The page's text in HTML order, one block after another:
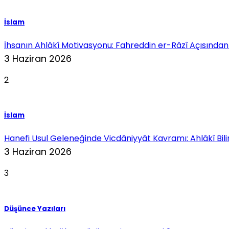
İslam
İhsanın Ahlâkî Motivasyonu: Fahreddin er-Râzî Açısından
3 Haziran 2026
2
İslam
Hanefi Usul Geleneğinde Vicdâniyyât Kavramı: Ahlâkî
3 Haziran 2026
3
Düşünce Yazıları